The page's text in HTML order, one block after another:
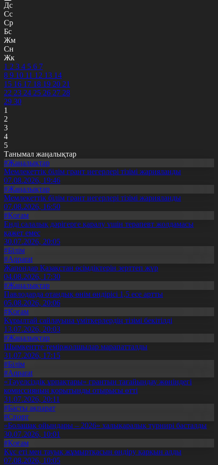
Дс
Сс
Ср
Бс
Жм
Сн
Жк
1 2 3 4 5 6 7
8 9 10 11 12 13 14
15 16 17 18 19 20 21
22 23 24 25 26 27 28
29 30
1
2
3
4
5
Танымал жаңалықтар
#Жаңалықтар
Мемлекеттік білім грант иегерлері тізімі жарияланды
07.08.2026, 19:46
#Жаңалықтар
Мемлекеттік білім грант иегерлері тізімі жарияланды
07.08.2026, 16:50
#Қоғам
Енді салалық дәрігерге қаралу үшін терапевт жолдамасы
қажет емес
30.07.2026, 20:05
#Білім
#Aqparat
Жапондар Қазақстан өсімдіктерін зерттеп жүр
04.08.2026, 17:30
#Жаңалықтар
Павлодарда отандық өнім өндірісі 1,5 есе артты
05.08.2026, 20:06
#Қоғам
Құрылтай сайлауына үміткерлердің тізімі бекітілді
13.07.2026, 20:03
#Жаңалықтар
Шымкентте теміржолшылар марапатталды
31.07.2026, 17:15
#Білім
#Aqparat
«Тәуелсіздік ұрпақтары» грантын тағайындау жөніндегі
комиссияның қорытынды отырысы өтті
31.07.2026, 20:11
#Басты ақпарат
#Спорт
«Болашақ ойындары – 2026» халықаралық турнирі басталды
30.07.2026, 10:01
#Қоғам
Құс еті мен тауық жұмыртқасын өндіру қарқын алды
07.08.2026, 10:05